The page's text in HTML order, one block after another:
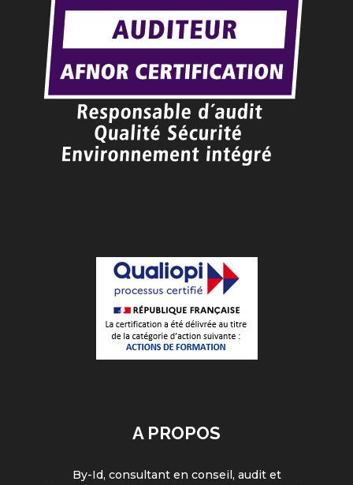
A PROPOS
By-Id, consultant en conseil, audit et